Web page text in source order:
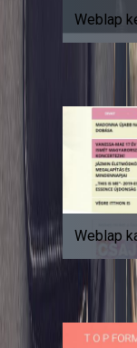
Weblap
Weblap